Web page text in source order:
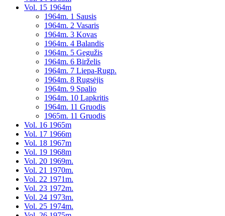
Vol. 15 1964m
1964m. 1 Sausis
1964m. 2 Vasaris
1964m. 3 Kovas
1964m. 4 Balandis
1964m. 5 Gegužis
1964m. 6 Birželis
1964m. 7 Liepa-Rugp.
1964m. 8 Rugsėjis
1964m. 9 Spalio
1964m. 10 Lapkritis
1964m. 11 Gruodis
1965m. 11 Gruodis
Vol. 16 1965m
Vol. 17 1966m
Vol. 18 1967m
Vol. 19 1968m
Vol. 20 1969m.
Vol. 21 1970m.
Vol. 22 1971m.
Vol. 23 1972m.
Vol. 24 1973m.
Vol. 25 1974m.